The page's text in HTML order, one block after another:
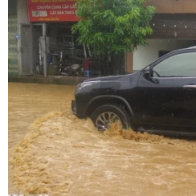
10 bị can bị bắt tạm
Ngày 10/11, Cơ quan
tỉnh Kiên Giang cho biết
do liên quan đến sai